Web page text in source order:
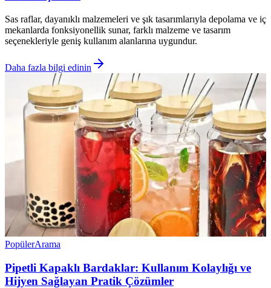
Sas raflar, dayanıklı malzemeleri ve şık tasarımlarıyla depolama ve iç
mekanlarda fonksiyonellik sunar, farklı malzeme ve tasarım
seçenekleriyle geniş kullanım alanlarına uygundur.
Daha fazla bilgi edinin
PopülerArama
Pipetli Kapaklı Bardaklar: Kullanım Kolaylığı ve
Hijyen Sağlayan Pratik Çözümler